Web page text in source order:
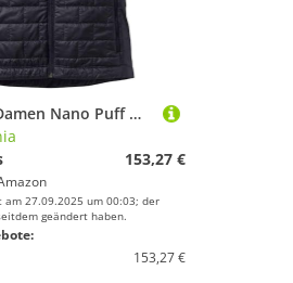
Patagonia Damen Nano Puff Weste, Black, XS
153,27 €
27.09.2025 um 00:03; der
geändert haben.
153,27 €